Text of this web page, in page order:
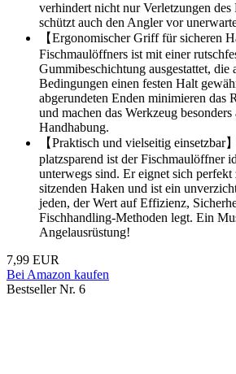
verhindert nicht nur Verletzungen des
schützt auch den Angler vor
【Ergonomischer Griff für sicheren
Fischmaulöffners ist mit einer
Gummibeschichtung ausgestattet, die
Bedingungen einen festen Halt
abgerundeten Enden minimieren das
und machen das Werkzeug
Handhabung.
【Praktisch und vielseitig einsetzbar
platzsparend ist der Fischmaulöffner
unterwegs sind. Er eignet sich
sitzenden Haken und ist ein
jeden, der Wert auf Effizienz,
Fischhandling-Methoden legt. Ein
Angelausrüstung!
7,99 EUR
Bei Amazon kaufen
Bestseller Nr. 6